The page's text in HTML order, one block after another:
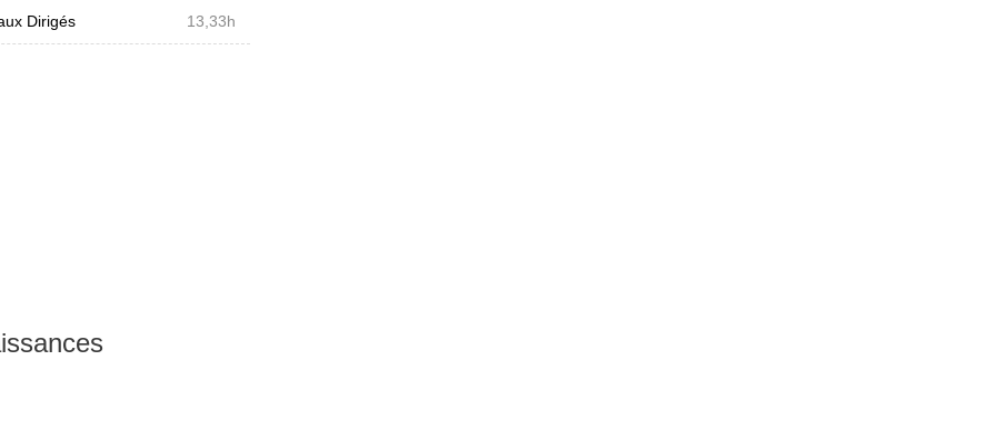
Dirigés 13,33h